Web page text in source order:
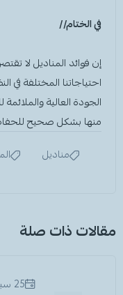
في الختام//
إن فوائد المناديللا
احتياجاتنا المختلفة في
الجودة العالية
منها بشكل صحيح للحفاظ
مناديل
مقالات ذات صلة
25 سبتمبر 2023